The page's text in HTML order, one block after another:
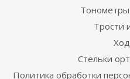
Тонометры
Трости
Стельки
Политика обработки